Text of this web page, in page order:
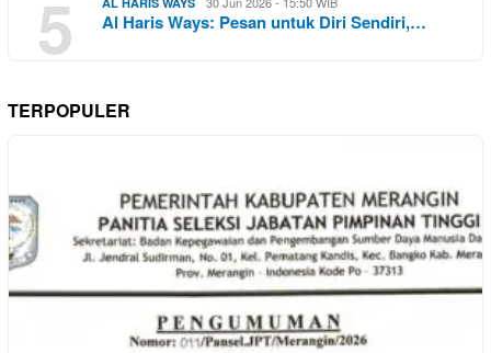
5 Al Haris Ways: Pesan untuk Diri Sendiri,…
TERPOPULER